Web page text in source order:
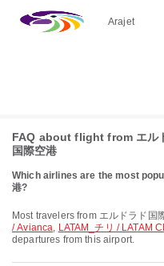
Arajet
FAQ about flight from エル
国際空港
Which airlines are the most
港?
Most travelers from エルドラド
/ Avianca, LATAM_チリ / LATAM
departures from this airport.